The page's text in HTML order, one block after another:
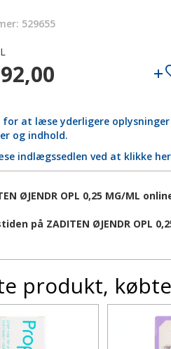
529655
for at læse yderligere
og indhold.
indlægssedlen ved at klikke
ØJENDR OPL 0,25 MG/ML
på ZADITEN ØJENDR OPL
produkt,